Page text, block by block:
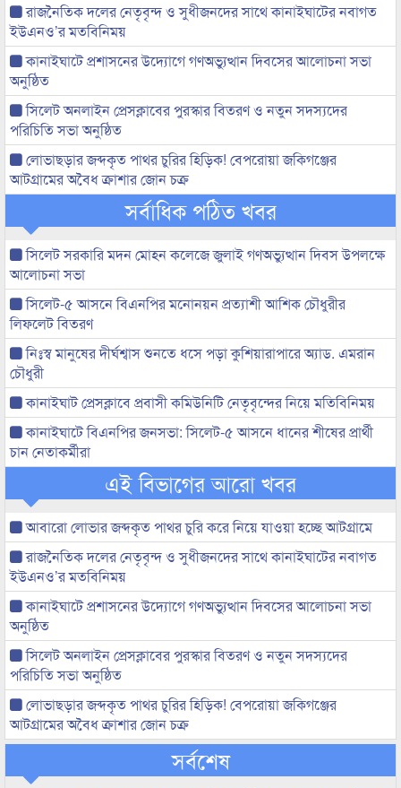
রাজনৈতিক দলের নেতৃবৃন্দ ও সুধীজনদের সাথে কানাইঘাটের নবাগত
ইউএনও’র মতবিনিময়
কানাইঘাটে প্রশাসনের উদ্যোগে গণঅভ্যুত্থান দিবসের আলোচনা সভা
অনুষ্ঠিত
সিলেট অনলাইন প্রেসক্লাবের পুরস্কার বিতরণ ও নতুন সদস্যদের
পরিচিতি সভা অনুষ্ঠিত
লোভাছড়ার জব্দকৃত পাথর চুরির হিড়িক! বেপরোয়া জকিগঞ্জের
আটগ্রামের অবৈধ ক্রাশার জোন চক্র
সর্বাধিক পঠিত খবর
সিলেট সরকারি মদন মোহন কলেজে জুলাই গণঅভ্যুত্থান দিবস উপলক্ষে
আলোচনা সভা
সিলেট-৫ আসনে বিএনপির মনোনয়ন প্রত্যাশী আশিক চৌধুরীর
লিফলেট বিতরণ
নিঃস্ব মানুষের দীর্ঘশ্বাস শুনতে ধসে পড়া কুশিয়ারাপারে অ্যাড. এমরান
চৌধুরী
কানাইঘাট প্রেসক্লাবে প্রবাসী কমিউনিটি নেতৃবৃন্দের নিয়ে মতিবিনিময়
কানাইঘাটে বিএনপির জনসভা: সিলেট-৫ আসনে ধানের শীষের প্রার্থী
চান নেতাকর্মীরা
এই বিভাগের আরো খবর
আবারো লোভার জব্দকৃত পাথর চুরি করে নিয়ে যাওয়া হচ্ছে আটগ্রামে
রাজনৈতিক দলের নেতৃবৃন্দ ও সুধীজনদের সাথে কানাইঘাটের নবাগত
ইউএনও’র মতবিনিময়
কানাইঘাটে প্রশাসনের উদ্যোগে গণঅভ্যুত্থান দিবসের আলোচনা সভা
অনুষ্ঠিত
সিলেট অনলাইন প্রেসক্লাবের পুরস্কার বিতরণ ও নতুন সদস্যদের
পরিচিতি সভা অনুষ্ঠিত
লোভাছড়ার জব্দকৃত পাথর চুরির হিড়িক! বেপরোয়া জকিগঞ্জের
আটগ্রামের অবৈধ ক্রাশার জোন চক্র
সর্বশেষ